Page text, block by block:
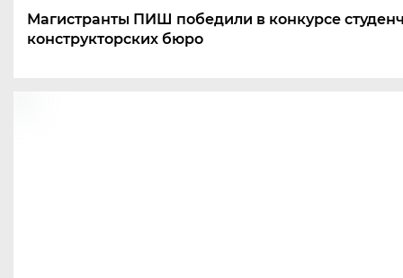
Магистранты ПИШ победили в конкурсе
конструкторских бюро